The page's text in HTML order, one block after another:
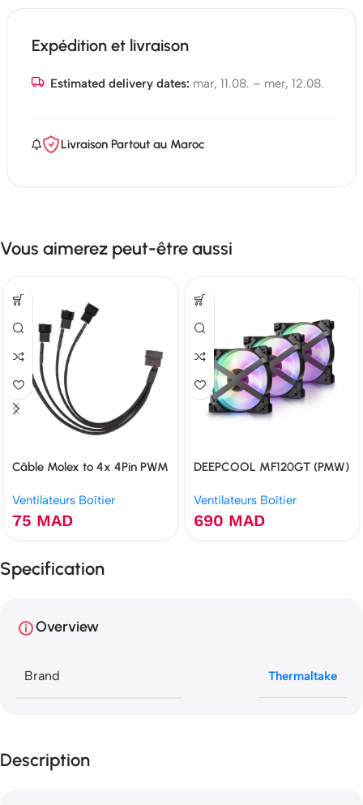
Expédition et livraison
Estimated delivery dates: mar, 11.08. – mer, 12.08.
Livraison Partout au Maroc
Vous aimerez peut-être aussi
Câble Molex to 4x 4Pin PWM
Ventilateurs Boîtier
75 MAD
DEEPCOOL MF120GT (PMW)
Ventilateurs Boîtier
690 MAD
Specification
Overview
Brand Thermaltake
Description